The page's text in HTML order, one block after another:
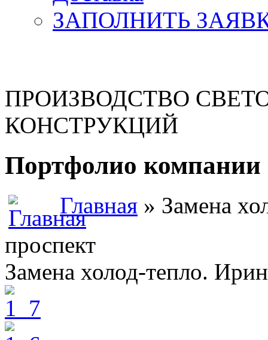
ЗАПОЛНИТЬ
ПРОИЗВОДСТВО
КОНСТРУКЦИЙ
Портфолио
Главная » Замена
проспект
Замена холод-тепло.